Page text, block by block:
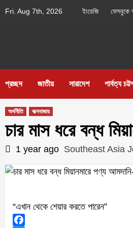
Fri. Aug 7th, 2026 ইংরেজি ফেসবুকে
Asia
প্রচ্ছদ জাতীয় সারাদেশ পার্বত্য
অর্থনীতি কক্সবাজার
চার মাস ধরে বন্ধ
1 year ago Southeast Asia
“এখান থেকে শেয়ার করতে পারেন”